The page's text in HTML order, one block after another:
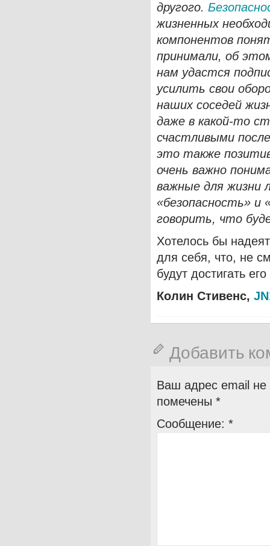
другого.
жизненных
компонентов
принимали, об
нам удастся
усилить свои
наших соседей
даже в какой-то
счастливыми
это также
очень важно
важные для жизни
«безопасность» и
говорить, что
Хотелось бы
для себя, что, не
будут достигать
Колин Стивенс, JN
Добавить
Ваш адрес email не
помечены *
Сообщение: *